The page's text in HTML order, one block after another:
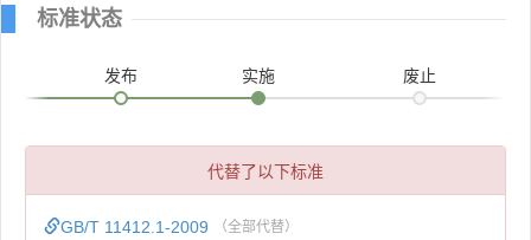
标准状态
发布 实施 废止
代替了以下标准
GB/T 11412.1-2009 （全部代替）